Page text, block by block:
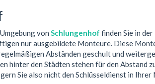
von Schlungenhof finden Sie in
nur ausgebildete Monteure. Diese
Abständen geschult und
hinter den Städten stehen für den Abstand
Sie also nicht den Schlüsseldienst in